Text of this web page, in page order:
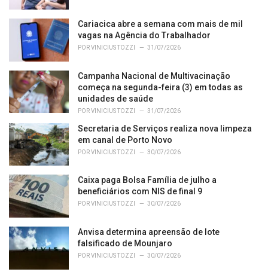
Cariacica abre a semana com mais de mil
vagas na Agência do Trabalhador
PORVINICIUS TOZZI 31/07/2026
Campanha Nacional de Multivacinação
começa na segunda-feira (3) em todas as
unidades de saúde
PORVINICIUS TOZZI 31/07/2026
Secretaria de Serviços realiza nova limpeza
em canal de Porto Novo
PORVINICIUS TOZZI 30/07/2026
Caixa paga Bolsa Família de julho a
beneficiários com NIS de final 9
PORVINICIUS TOZZI 30/07/2026
Anvisa determina apreensão de lote
falsificado de Mounjaro
PORVINICIUS TOZZI 30/07/2026